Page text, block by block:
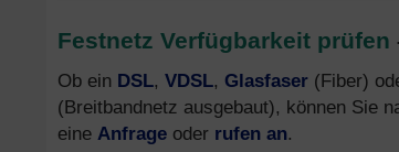
Festnetz Verfügbarkeit prüfen
Ob ein DSL, VDSL, Glasfaser (Fiber)
(Breitbandnetz ausgebaut), können Sie
eine Anfrage oder rufen an.